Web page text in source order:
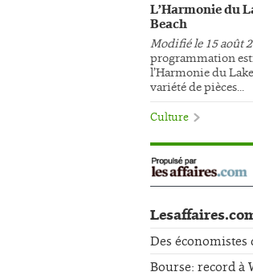
L’Harmonie du
Beach
Modifié le 15 août
programmation
l’Harmonie du
variété de pièces...
Culture
Des
Bourse: record à